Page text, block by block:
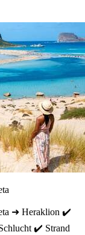
➜ Heraklion ✔️
✔️ Strand